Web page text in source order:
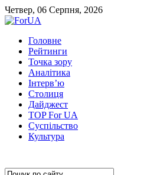
Четвер, 06 Серпня, 2026
Головне
Рейтинги
Точка зору
Аналітика
Інтерв’ю
Столиця
Дайджест
TOP For UA
Суспiльство
Культура